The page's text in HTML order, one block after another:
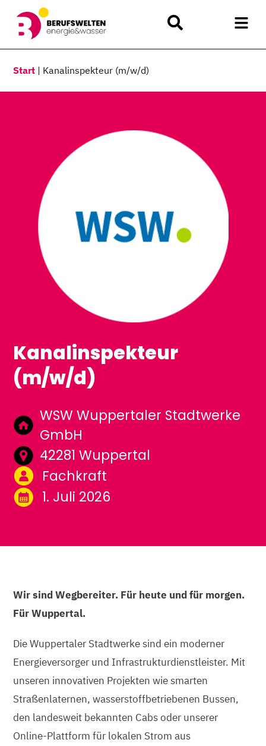
Start | Kanalinspekteur (m/w/d)
Kanalinspekteur
(m/w/d)
WSW Wuppertaler Stadtwerke
GmbH
42281 Wuppertal
Fachkraft
1. Juli 2026
Wir sind Wegbereiter. Für heute und für morgen.
Für Wuppertal.
Die Wuppertaler Stadtwerke sind ein moderner
Energieversorger und Infrastrukturdienstleister. Mit
unseren innovativen Projekten wie smarten
Straßenlaternen, wasserstoffbetriebenen Bussen,
den landesweit bekannten Cabs oder unserer
Online-Plattform für lokalen Strom aus